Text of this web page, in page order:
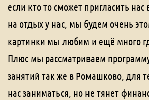
если кто то сможет пригласить нас
на отдых у нас, мы будем очень
картинки мы любим и ещё много
Плюс мы рассматриваем
занятий так же в Ромашково, для
нас заниматься, но не тянет